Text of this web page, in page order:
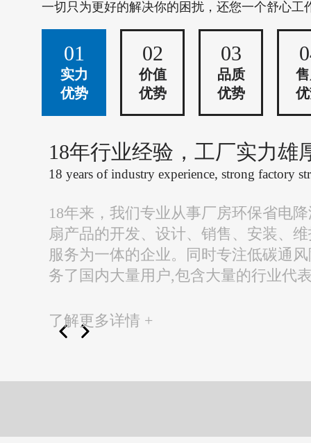
一切只为更好的解决你的困扰，还您一个舒心工
01
实力
优势
02
价值
优势
03
品质
优势
18年行业经验，工厂实力雄
18 years of industry experience, strong factory
18年来，我们专业从事厂房环保省电
扇产品的开发、设计、销售、安装、
服务为一体的企业。同时专注低碳通
务了国内大量用户,包含大量的行业代
了解更多详情 +